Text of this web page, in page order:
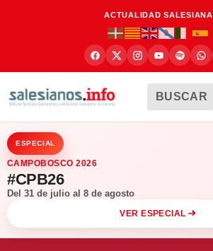
ACTUALIDAD SALESIANA
BUSCAR
ESPECIAL
CAMPOBOSCO 2026
#CPB26
Del 31 de julio al 8 de agosto
VER ESPECIAL